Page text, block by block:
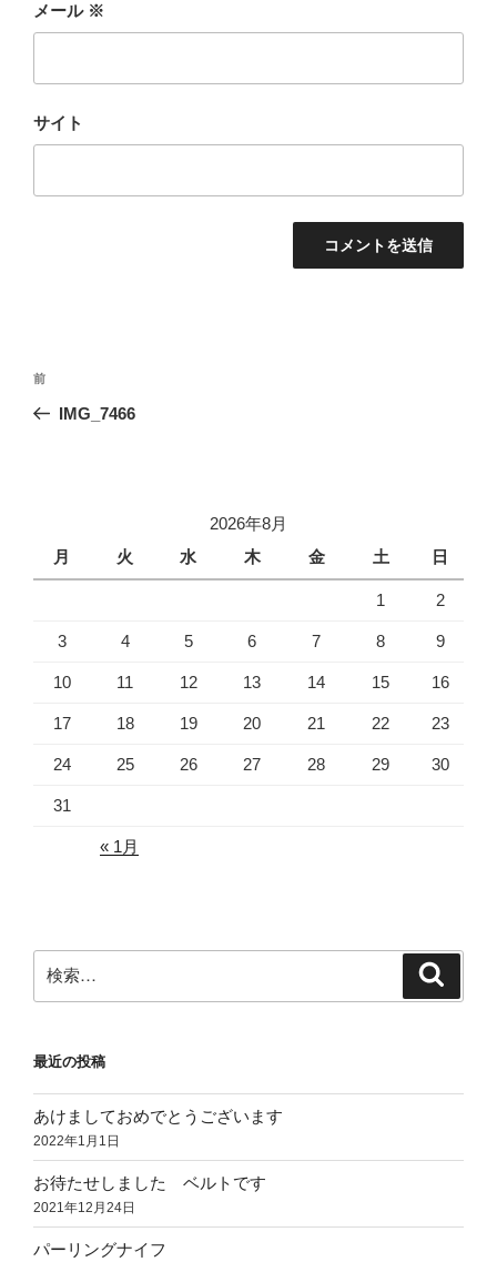
メール ※
サイト
投
ョ
前
の
前
IMG_7466
2026年8月
月
火 水 木 金 土 日
1 2
3 4 5 6 7 8 9
10 11 12 13 14 15 16
17 18 19 20 21 22 23
24 25 26 27 28 29 30
31
« 1月
索:
最近の投稿
あけましておめでとうございます
2022年1月1日
お待たせしました ベルトです
2021年12月24日
パーリングナイフ